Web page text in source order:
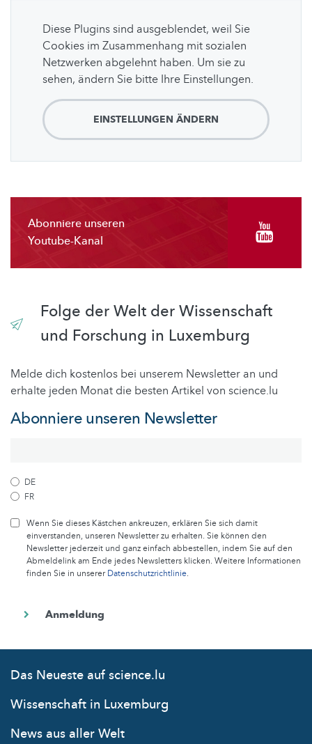
Diese Plugins sind ausgeblendet, weil Sie
Cookies im Zusammenhang mit sozialen
Netzwerken abgelehnt haben. Um sie zu
sehen, ändern Sie bitte Ihre Einstellungen.
EINSTELLUNGEN ÄNDERN
Abonniere unseren
Youtube-Kanal
Folge der Welt der Wissenschaft
und Forschung in Luxemburg
Melde dich kostenlos bei unserem Newsletter an und
erhalte jeden Monat die besten Artikel von science.lu
Abonniere unseren Newsletter
DE
FR
Wenn Sie dieses Kästchen ankreuzen, erklären Sie sich damit
einverstanden, unseren Newsletter zu erhalten. Sie können den
Newsletter jederzeit und ganz einfach abbestellen, indem Sie auf den
Abmeldelink am Ende jedes Newsletters klicken. Weitere Informationen
finden Sie in unsererDatenschutzrichtlinie.
Das Neueste auf science.lu
Wissenschaft in Luxemburg
News aus aller Welt